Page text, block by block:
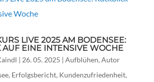
LIVE 2025 AM BODENSEE:
AUF EINE INTENSIVE WOCHE
| 26. 05. 2025 | Aufblühen, Autor
, Erfolgsbericht, Kundenzufriedenheit,